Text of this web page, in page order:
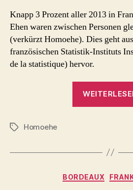
Knapp 3 Prozent aller 2013 in
Ehen waren zwischen Personen
(verkürzt Homoehe). Dies geht
französischen Statistik-Instituts
de la statistique) hervor.
Schlagwörter
Homoehe
BORDEAUX